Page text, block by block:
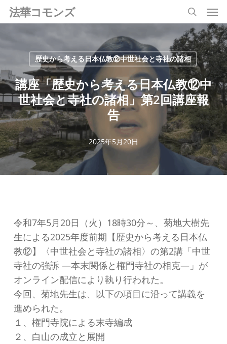
Skip
to
法華コモンズ
search
歴史から考える日本仏教⑫中世社会と寺社の諸相
講座「歴史から考える日本仏教⑫中
世社会と寺社の諸相」第2回講座報
告
2025年5月20日
令和7年5月20日（火）18時30分～、菊地大樹先
生による2025年度前期【歴史から考える日本仏
教⑫】〈中世社会と寺社の諸相〉の第2講「中世
寺社の強訴 ―本末関係と権門寺社の相克―」が
オンライン配信により執り行われた。
今回、菊地先生は、以下の項目に沿って講義を
進められた。
１、権門寺院による末寺編成
２、白山の成立と展開